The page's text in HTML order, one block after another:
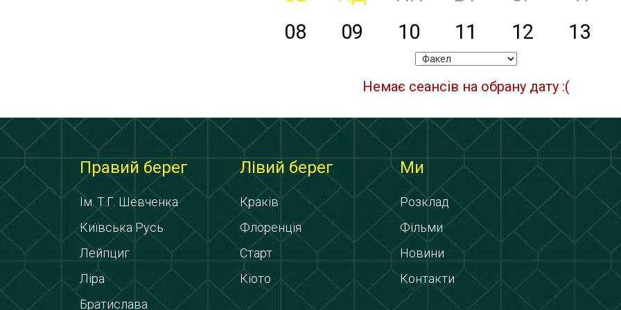
08
09 10 11 12 13
Немає сеансів на обрану дату :(
Правий берег
Ім. Т.Г. Шевченка
Київська Русь
Лейпциг
Ліра
Братислава
Лівий берег
Краків
Флоренція
Старт
Кіото
Ми
Розклад
Фільми
Новини
Контакти